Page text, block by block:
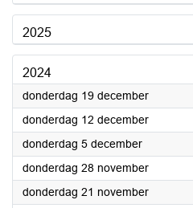
2025
2024
donderdag 19 december2024
donderdag 12 december2024
donderdag 5 december2024
donderdag 28 november2024
donderdag 21 november2024